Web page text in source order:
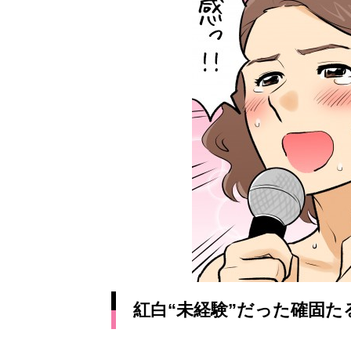
紅白“未経験”だった確固た